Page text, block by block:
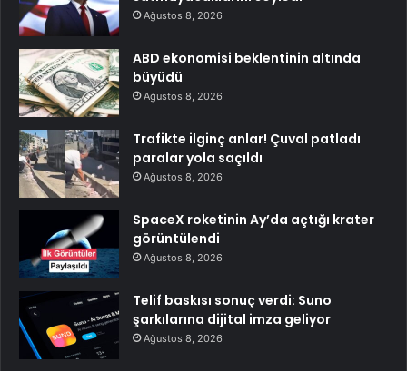
Ağustos 8, 2026
ABD ekonomisi beklentinin altında
büyüdü
Ağustos 8, 2026
Trafikte ilginç anlar! Çuval patladı
paralar yola saçıldı
Ağustos 8, 2026
SpaceX roketinin Ay’da açtığı krater
görüntülendi
Ağustos 8, 2026
Telif baskısı sonuç verdi: Suno
şarkılarına dijital imza geliyor
Ağustos 8, 2026